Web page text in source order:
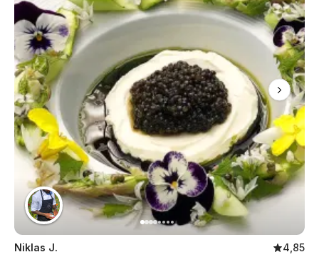
Niklas J.
4,85